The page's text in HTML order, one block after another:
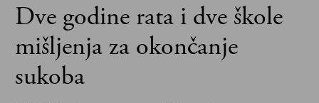
Dve godine rata i dve škole
mišljenja za okončanje
sukoba